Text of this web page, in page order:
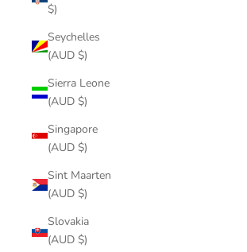
$)
Seychelles
(AUD $)
Sierra Leone
(AUD $)
Singapore
(AUD $)
Sint Maarten
(AUD $)
Slovakia
(AUD $)